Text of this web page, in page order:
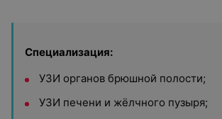
Специализация:
УЗИ органов брюшной полости;
УЗИ печени и жёлчного пузыря;